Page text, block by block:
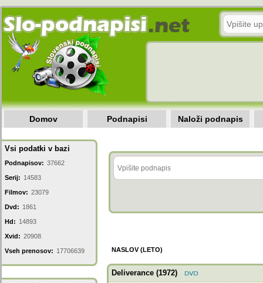
Domov Podnapisi Naloži podnapis
Vsi podatki v bazi
Podnapisov: 37662
Serij: 14583
Filmov: 23079
Dvd: 1861
Hd: 14893
Xvid: 20908
Vseh prenosov: 17706639 NASLOV (LETO)
Deliverance (1972)